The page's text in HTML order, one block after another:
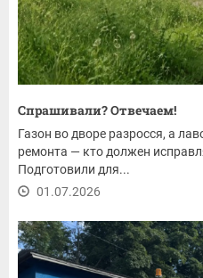
Спрашивали? Отвечаем!
Газон во дворе разросся, а
ремонта — кто должен
Подготовили для...
01.07.2026